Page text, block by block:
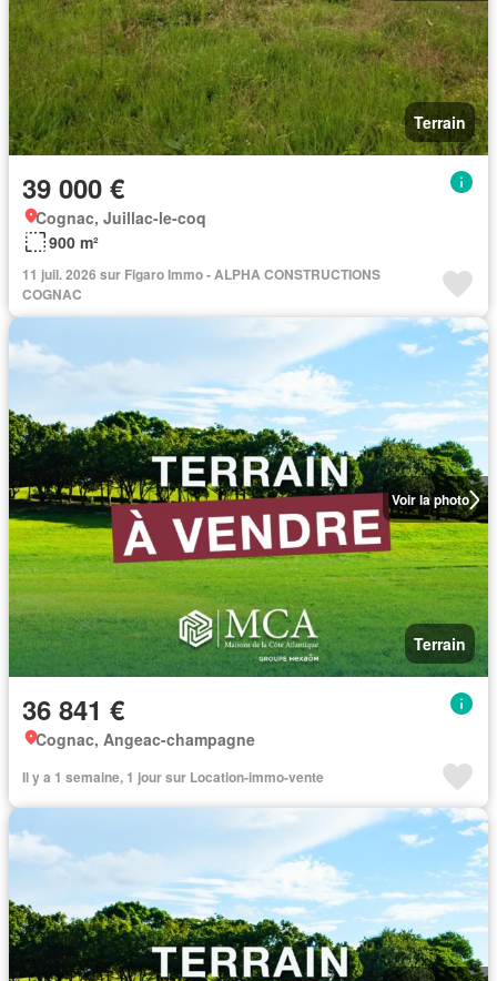
Terrain
39 000 €
Cognac, Juillac-le-coq
900 m²
11 juil. 2026 sur Figaro Immo - ALPHA CONSTRUCTIONS
COGNAC
Voir la photo
Terrain
36 841 €
Cognac, Angeac-champagne
Il y a 1 semaine, 1 jour sur Location-immo-vente